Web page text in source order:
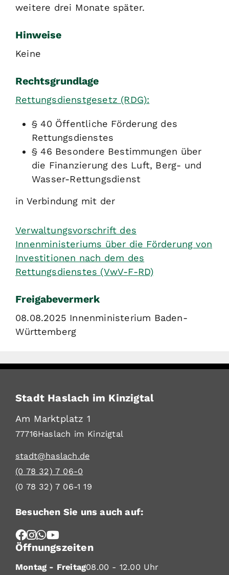
weitere drei Monate später.
Hinweise
Keine
Rechtsgrundlage
Rettungsdienstgesetz (RDG):
§ 40 Öffentliche Förderung des
Rettungsdienstes
§ 46 Besondere Bestimmungen über
die Finanzierung des Luft, Berg- und
Wasser-Rettungsdienst
in Verbindung mit der
Verwaltungsvorschrift des
Innenministeriums über die Förderung von
Investitionen nach dem des
Rettungsdienstes (VwV-F-RD)
Freigabevermerk
08.08.2025 Innenministerium Baden-
Württemberg
Stadt Haslach im Kinzigtal
Am Marktplatz 1
77716Haslach im Kinzigtal
stadt@haslach.de
(0 78 32) 7 06-0
(0 78 32) 7 06-1 19
Besuchen Sie uns auch auf:
Öffnungszeiten
Montag - Freitag08.00 - 12.00 Uhr